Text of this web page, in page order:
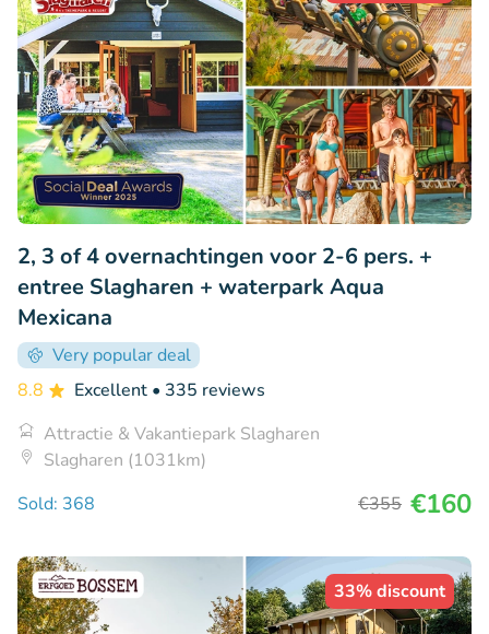
2, 3 of 4 overnachtingen voor 2-6 pers. +
entree Slagharen + waterpark Aqua
Mexicana
Very popular deal
8.8
Excellent • 335 reviews
Attractie & Vakantiepark Slagharen
Slagharen (1031km)
Sold: 368
€355 €160
33% discount